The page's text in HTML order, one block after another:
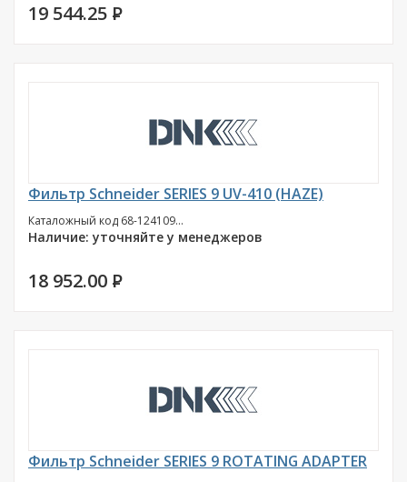
19 544.25 P
Фильтр Schneider SERIES 9 UV-410 (HAZE)
Каталожный код 68-124109...
Наличие: уточняйте у менеджеров
18 952.00 P
Фильтр Schneider SERIES 9 ROTATING ADAPTER